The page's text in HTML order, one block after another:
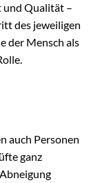
und Qualität –
des jeweiligen
der Mensch als
auch Personen
ganz